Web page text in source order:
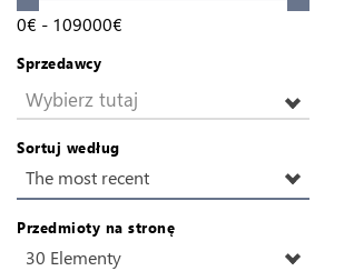
0€ - 109000€
Sprzedawcy
Wybierz tutaj
Sortuj według
The most recent
Przedmioty na stronę
30 Elementy